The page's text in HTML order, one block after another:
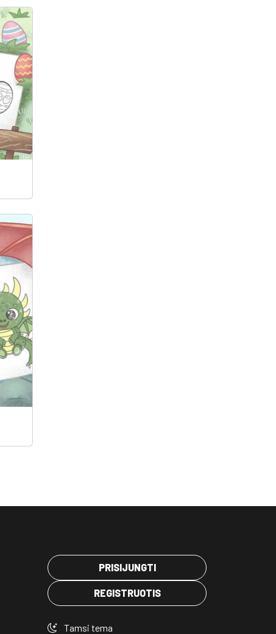
PRISIJUNGTI
REGISTRUOTIS
Tamsi tema